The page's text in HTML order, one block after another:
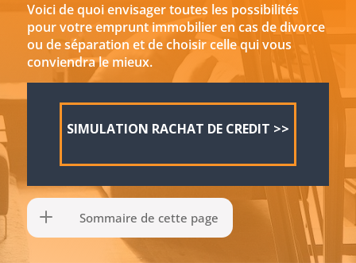
Voici de quoi envisager toutes les possibilités
pour votre emprunt immobilier en cas de divorce
ou de séparation et de choisir celle qui vous
conviendra le mieux.
SIMULATION RACHAT DE CREDIT >>
Sommaire de cette page